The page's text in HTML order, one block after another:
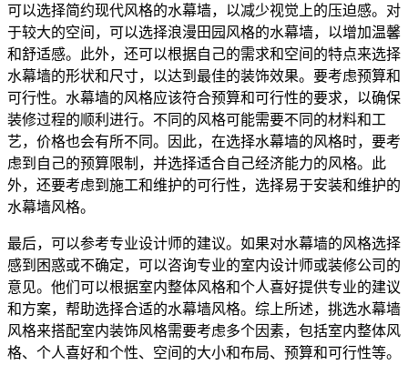
可以选择简约现代风格的水幕墙，以减少视觉上的压迫感。对
于较大的空间，可以选择浪漫田园风格的水幕墙，以增加温馨
和舒适感。此外，还可以根据自己的需求和空间的特点来选择
水幕墙的形状和尺寸，以达到最佳的装饰效果。要考虑预算和
可行性。水幕墙的风格应该符合预算和可行性的要求，以确保
装修过程的顺利进行。不同的风格可能需要不同的材料和工
艺，价格也会有所不同。因此，在选择水幕墙的风格时，要考
虑到自己的预算限制，并选择适合自己经济能力的风格。此
外，还要考虑到施工和维护的可行性，选择易于安装和维护的
水幕墙风格。
最后，可以参考专业设计师的建议。如果对水幕墙的风格选择
感到困惑或不确定，可以咨询专业的室内设计师或装修公司的
意见。他们可以根据室内整体风格和个人喜好提供专业的建议
和方案，帮助选择合适的水幕墙风格。综上所述，挑选水幕墙
风格来搭配室内装饰风格需要考虑多个因素，包括室内整体风
格、个人喜好和个性、空间的大小和布局、预算和可行性等。